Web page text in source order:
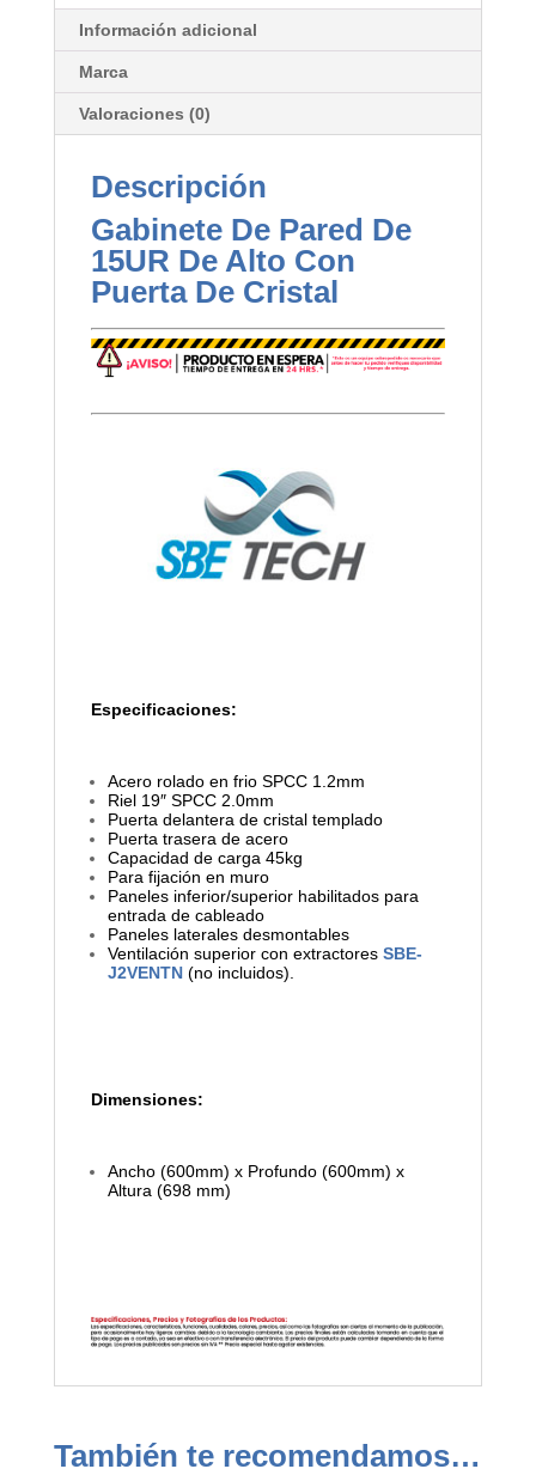
Información adicional
Marca
Valoraciones (0)
Descripción
Gabinete De Pared De
15UR De Alto Con
Puerta De Cristal
Especificaciones:
Acero rolado en frio SPCC 1.2mm
Riel 19″ SPCC 2.0mm
Puerta delantera de cristal templado
Puerta trasera de acero
Capacidad de carga 45kg
Para fijación en muro
Paneles inferior/superior habilitados para
entrada de cableado
Paneles laterales desmontables
Ventilación superior con extractores SBE-
J2VENTN(no incluidos).
Dimensiones:
Ancho (600mm) x Profundo (600mm) x
Altura (698 mm)
También te recomendamos…